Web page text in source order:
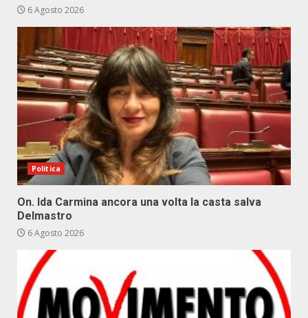
6 Agosto 2026
Politica
On. Ida Carmina ancora una volta la casta salva
Delmastro
6 Agosto 2026